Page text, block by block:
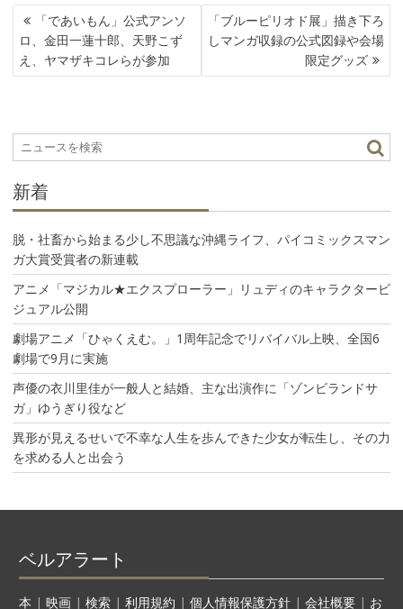
投
稿
ナ
ビ
シ
ョ
「であいもん」公式アンソ
ロ、金田一蓮十郎、天野こず
え、ヤマザキコレらが参加
「ブルーピリオド展」描き下ろ
しマンガ収録の公式図録や会場
限定グッズ
新着
脱・社畜から始まる少し不思議な沖縄ライフ、パイコミックスマン
ガ大賞受賞者の新連載
アニメ「マジカル★エクスプローラー」リュディのキャラクタービ
ジュアル公開
劇場アニメ「ひゃくえむ。」1周年記念でリバイバル上映、全国6
劇場で9月に実施
声優の衣川里佳が一般人と結婚、主な出演作に「ゾンビランドサ
ガ」ゆうぎり役など
異形が見えるせいで不幸な人生を歩んできた少女が転生し、その力
を求める人と出会う
ベルアラート
本 | 映画| 検索| 利用規約 | 個人情報保護方針| 会社概要| お